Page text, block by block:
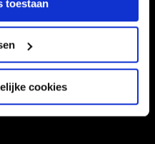
toestaan
cookies